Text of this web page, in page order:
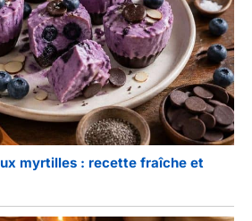
myrtilles : recette fraîche et